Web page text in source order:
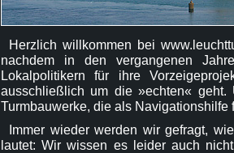
Herzlich willkommen bei
nachdem in den vergangenen
Lokalpolitikern für ihre
ausschließlich um die »echten«
Turmbauwerke, die als Navigationshilfe
Immer wieder werden wir gefragt,
lautet: Wir wissen es leider auch